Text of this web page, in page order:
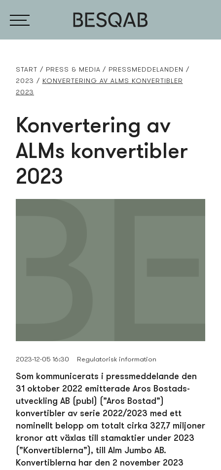
START PRESS­ & MEDIA
PRESS­MEDDELANDEN
2023
KONVERTERING AV ALMS KONVERTIBLER
2023
Konvertering av
ALMs konvertibler
2023
2023-12-05 16:30 Regulatorisk information
Som kommunicerats i press­meddelande den
31 oktober 2022 emitterade Aros Bostads­
utveckling AB (publ) (”Aros Bostad”)
konvertibler av serie 2022/2023 med ett
nominellt belopp om totalt cirka 327,7 miljoner
kronor att växlas till stamaktier under 2023
(”Konvertiblerna”), till Alm Jumbo AB.
Konvertiblerna har den 2 november 2023